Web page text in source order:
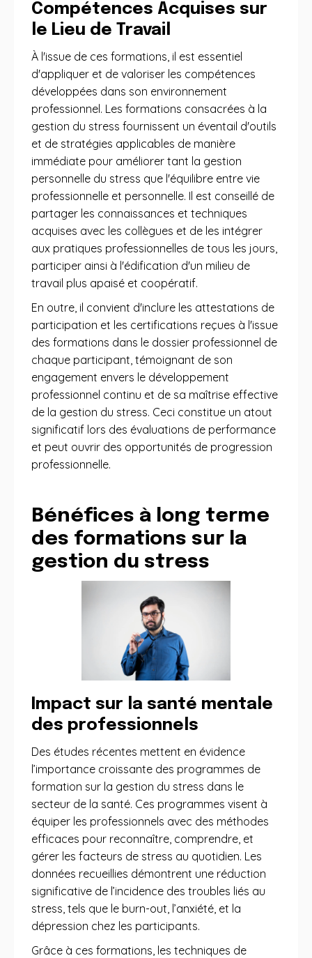
Compétences Acquises sur
le Lieu de Travail
À l'issue de ces formations, il est essentiel
d'appliquer et de valoriser les compétences
développées dans son environnement
professionnel. Les formations consacrées à la
gestion du stress fournissent un éventail d'outils
et de stratégies applicables de manière
immédiate pour améliorer tant la gestion
personnelle du stress que l'équilibre entre vie
professionnelle et personnelle. Il est conseillé de
partager les connaissances et techniques
acquises avec les collègues et de les intégrer
aux pratiques professionnelles de tous les jours,
participer ainsi à l'édification d'un milieu de
travail plus apaisé et coopératif.
En outre, il convient d'inclure les attestations de
participation et les certifications reçues à l'issue
des formations dans le dossier professionnel de
chaque participant, témoignant de son
engagement envers le développement
professionnel continu et de sa maîtrise effective
de la gestion du stress. Ceci constitue un atout
significatif lors des évaluations de performance
et peut ouvrir des opportunités de progression
professionnelle.
Bénéfices à long terme
des formations sur la
gestion du stress
Impact sur la santé mentale
des professionnels
Des études récentes mettent en évidence
l’importance croissante des programmes de
formation sur la gestion du stress dans le
secteur de la santé. Ces programmes visent à
équiper les professionnels avec des méthodes
efficaces pour reconnaître, comprendre, et
gérer les facteurs de stress au quotidien. Les
données recueillies démontrent une réduction
significative de l’incidence des troubles liés au
stress, tels que le burn-out, l’anxiété, et la
dépression chez les participants.
Grâce à ces formations, les techniques de